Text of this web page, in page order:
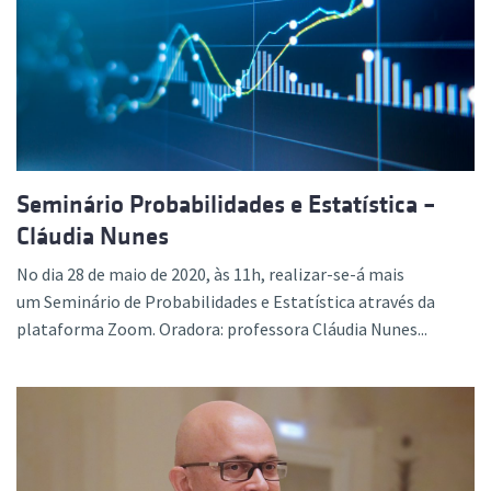
Seminário Probabilidades e Estatística –
Cláudia Nunes
No dia 28 de maio de 2020, às 11h, realizar-se-á mais
um Seminário de Probabilidades e Estatística através da
plataforma Zoom. Oradora: professora Cláudia Nunes...